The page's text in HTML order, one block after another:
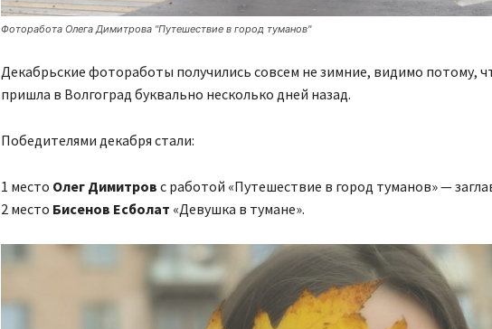
Фоторабота Олега Димитрова "Путешествие в город туманов"
Декабрьские фотоработы получились совсем не зимние, видимо потому,
пришла в Волгоград буквально несколько дней назад.
Победителями декабря стали:
1 место Олег Димитров с работой «Путешествие в город туманов» —
2 место Бисенов Есболат «Девушка в тумане».